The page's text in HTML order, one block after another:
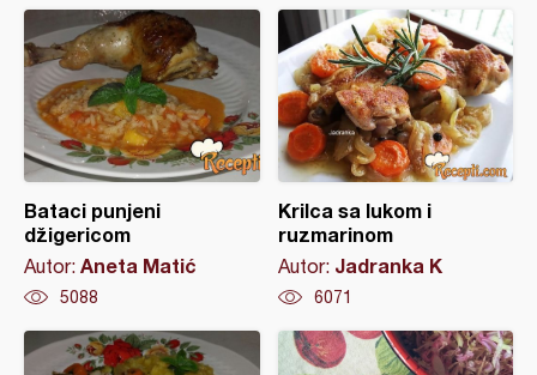
Bataci punjeni
džigericom
Autor: Aneta Matić
5088
Krilca sa lukom i
ruzmarinom
Autor: Jadranka K
6071